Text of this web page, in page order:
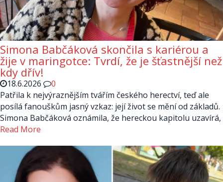
Simona Babčáková skončila s kariérou a
žije v maringotce: Tvrdí, že je šťastnější než
kdy dřív!
18.6.2026
0
Patřila k nejvýraznějším tvářím českého herectví, teď ale
posílá fanouškům jasný vzkaz: její život se mění od základů.
Simona Babčáková oznámila, že hereckou kapitolu uzavírá,
Read More